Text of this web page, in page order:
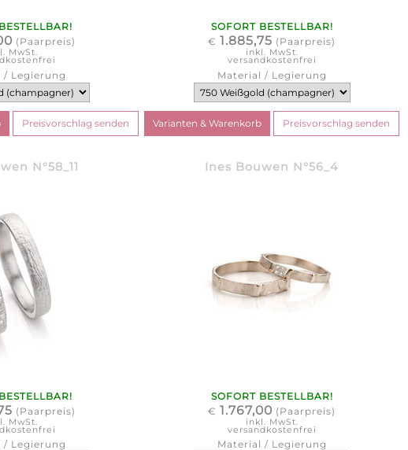
(Paarpreis)
MwSt.
/ Legierung
SOFORT BESTELLBAR!
€ 1.885,75 (Paarpreis)
inkl. MwSt.
versandkostenfrei
Material / Legierung
N°58_11
(Paarpreis)
MwSt.
/ Legierung
Ines Bouwen N°56_4
SOFORT BESTELLBAR!
€ 1.767,00 (Paarpreis)
inkl. MwSt.
versandkostenfrei
Material / Legierung